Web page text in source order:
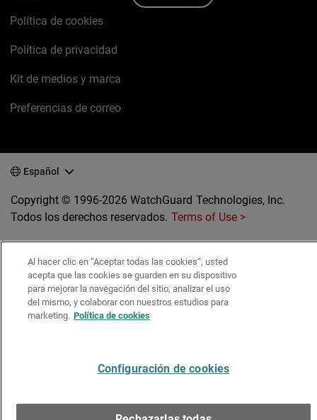
Política de cookies
Política de privacidad
Kit de medios y marca
Preferencias de correo
Español
Copyright © 1996-2026 WatchGuard Technologies, Inc.
Todos los derechos reservados. Terms of Use >
Al hacer clic en “Aceptar todas las cookies”, usted
acepta que las cookies se guarden en su dispositivo
para mejorar la navegación del sitio, analizar el uso
del mismo, y colaborar con nuestros estudios para
marketing. Política de cookies
Configuración de cookies